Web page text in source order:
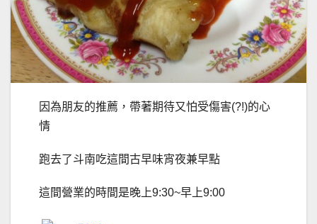
因為朋友的推薦，帶著期待又怕受傷害(?!)的心
情
跑去了斗南吃這間古早味宵夜兼早點
這間營業的時間是晚上9:30~早上9:00